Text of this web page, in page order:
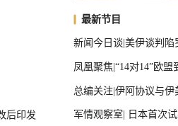
后印发
最新节目
新闻今日谈|美伊谈判陷
凤凰聚焦|“14对14”欧盟
总编关注|伊阿协议与伊
军情观察室| 日本首次